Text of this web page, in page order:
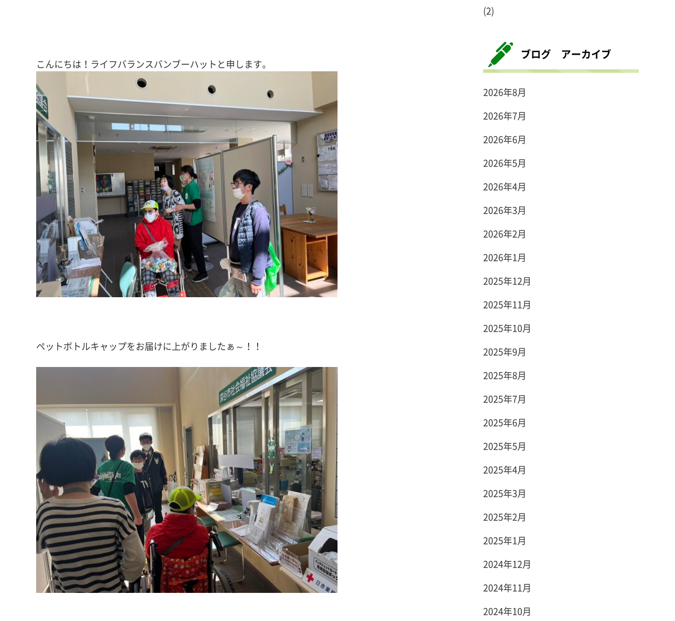
こんにちは！ライフバランスバンブーハットと申します。
ペットボトルキャップをお届けに上がりましたぁ～！！
(2)
ブログ アーカイブ
2026年8月
2026年7月
2026年6月
2026年5月
2026年4月
2026年3月
2026年2月
2026年1月
2025年12月
2025年11月
2025年10月
2025年9月
2025年8月
2025年7月
2025年6月
2025年5月
2025年4月
2025年3月
2025年2月
2025年1月
2024年12月
2024年11月
2024年10月